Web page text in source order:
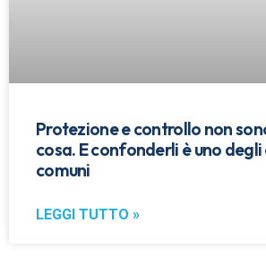
Protezione e controllo non
cosa. E confonderli è uno
comuni
LEGGI TUTTO »